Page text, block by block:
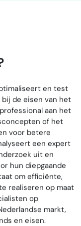
en test
de eisen van het
aan het
of het
voor betere
een expert
uit en
hun diepgaande
om efficiënte,
realiseren op maat
op
markt,
en eisen.